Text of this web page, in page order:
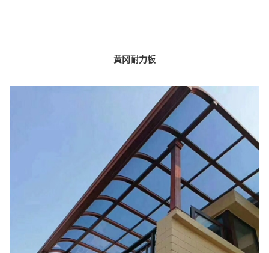
黄冈耐力板